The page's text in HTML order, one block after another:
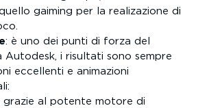
gaiming per la realizazione di
: è uno dei punti di forza del
Autodesk, i risultati sono sempre
eccellenti e animazioni
grazie al potente motore di